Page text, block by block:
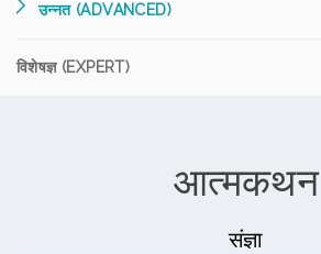
उन्नत (ADVANCED)
विशेषज्ञ (EXPERT)
आत्मकथन
संज्ञा